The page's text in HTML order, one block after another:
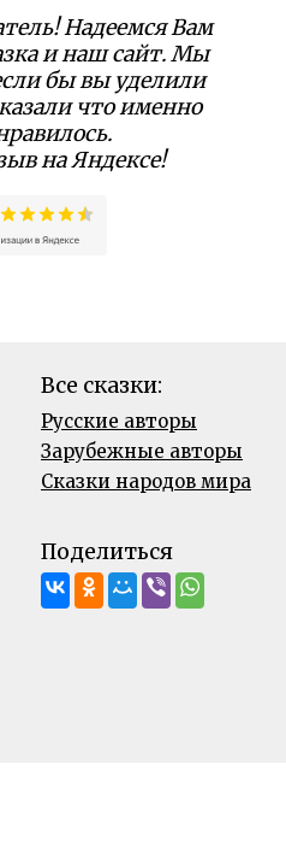
Надеемся Вам
и наш сайт. Мы
бы вы уделили
что именно
на Яндексе!
Все сказки:
Русские авторы
Зарубежные авторы
Сказки народов мира
Поделиться